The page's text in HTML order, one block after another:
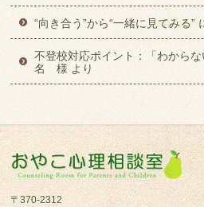
“向き合う”から“一緒に見てみる”
不登校対応ポイント：「わから
名 様 より
〒370-2312